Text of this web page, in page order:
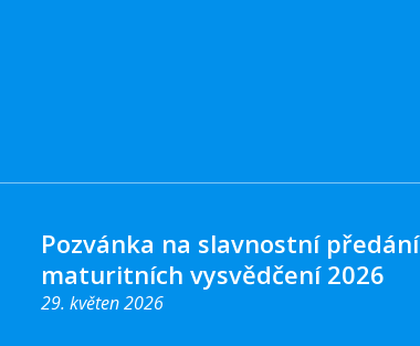
Pozvánka na slavnostní předání
maturitních vysvědčení 2026
29. květen 2026